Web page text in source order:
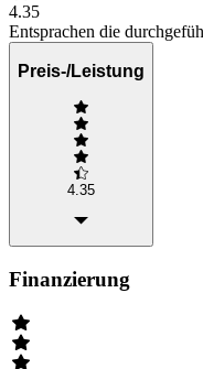
4.35
Entsprachen die
Preis-/Leistung
4.35
Finanzierung